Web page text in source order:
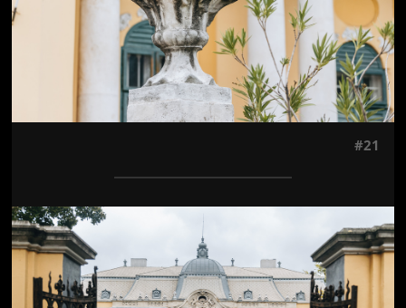
#21
Jön még kép!